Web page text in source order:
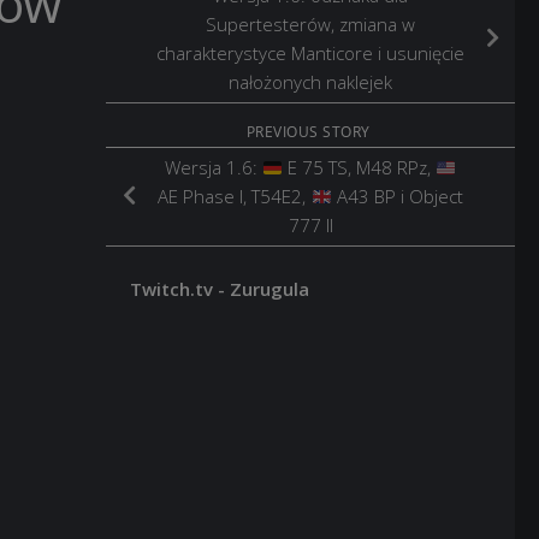
Supertesterów, zmiana w
charakterystyce Manticore i usunięcie
nałożonych naklejek
PREVIOUS STORY
Wersja 1.6:
E 75 TS, M48 RPz,
AE Phase I, T54E2,
A43 BP i Object
777 II
Twitch.tv - Zurugula